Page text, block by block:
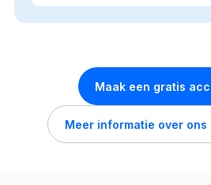
Maak een gratis
Meer informatie over ons